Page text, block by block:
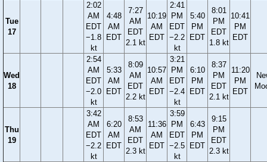
Tue
17
2:02
AM
EDT
−1.8
kt
4:48
AM
EDT
7:27
AM
EDT
2.1 kt
10:19
AM
EDT
2:41
PM
EDT
−2.2
kt
5:40
PM
EDT
8:01
PM
EDT
1.8 kt
10:41
PM
EDT
Wed
18
2:54
AM
EDT
−2.0
kt
5:33
AM
EDT
8:09
AM
EDT
2.2 kt
10:57
AM
EDT
3:21
PM
EDT
−2.4
kt
6:10
PM
EDT
8:37
PM
EDT
2.1 kt
11:20
PM
EDT
Thu
19
3:42
AM
EDT
−2.2
kt
6:20
AM
EDT
8:53
AM
EDT
2.3 kt
11:36
AM
EDT
3:59
PM
EDT
−2.5
kt
6:43
PM
EDT
9:15
PM
EDT
2.3 kt